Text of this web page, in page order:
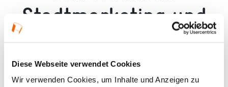
Diese Webseite verwendet Cookies
Wir verwenden Cookies, um Inhalte und Anzeigen zu
Stadtmarketing und
Tourismus GmbH
Merken Teilen Empfehlen